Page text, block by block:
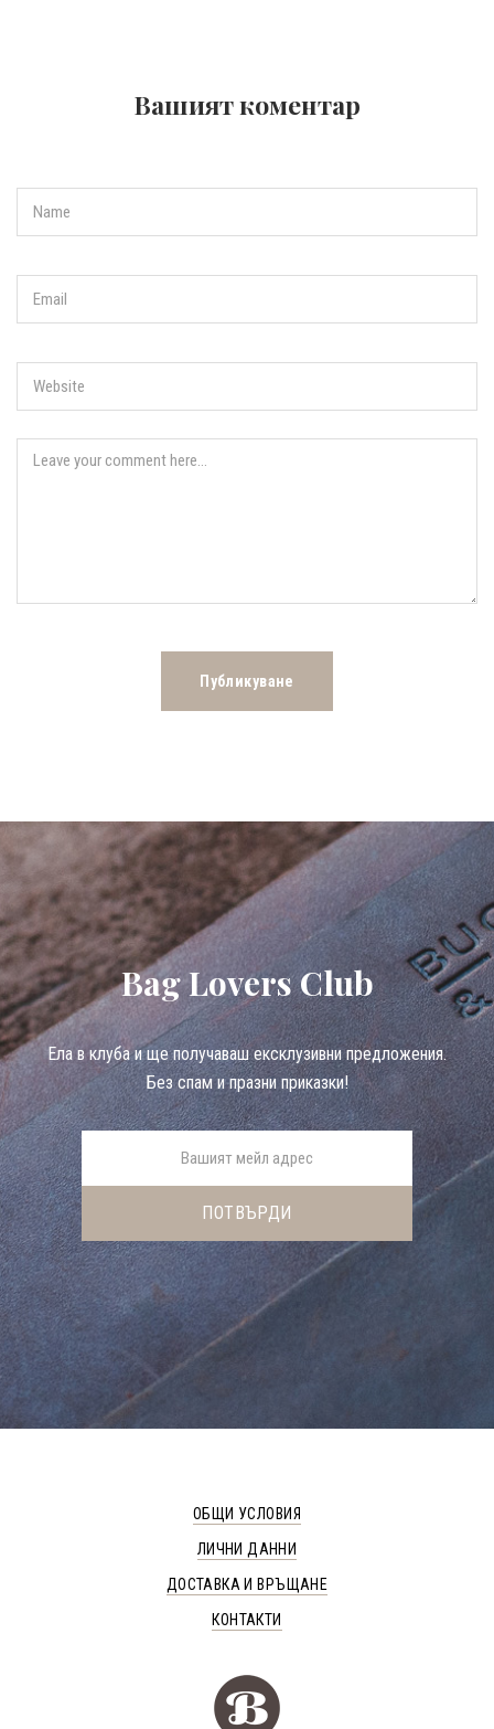
Вашият коментар
Bag Lovers Club
Eла в клуба и ще получаваш ексклузивни предложения.
Без спам и празни приказки!
ОБЩИ УСЛОВИЯ
ЛИЧНИ ДАННИ
ДОСТАВКА И ВРЪЩАНЕ
КОНТАКТИ